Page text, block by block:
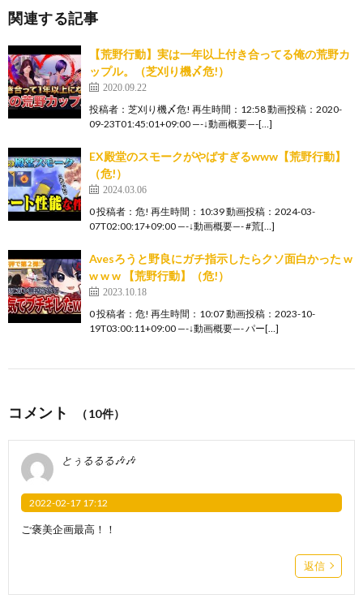
関連する記事
【荒野行動】実は一年以上付き合ってる俺の荒野カ
ップル。（芝刈り機〆危!）
2020.09.22
投稿者：芝刈り機〆危! 再生時間：12:58 動画投稿：2020-
09-23T01:45:01+09:00 —-↓動画概要—-[…]
EX殿堂のスモークがやばすぎるwww【荒野行動】
（危!）
2024.03.06
0 投稿者：危! 再生時間：10:39 動画投稿：2024-03-
07T02:00:17+09:00 —-↓動画概要—- #荒[…]
Avesろうと野良にガチ指示したらクソ面白かった w
w w w 【荒野行動】（危!）
2023.10.18
0 投稿者：危! 再生時間：10:07 動画投稿：2023-10-
19T03:00:11+09:00 —-↓動画概要—- パー[…]
コメント （10件）
とぅるるる🎶🎶
2022-02-17 17:12
ご褒美企画最高！！
返信